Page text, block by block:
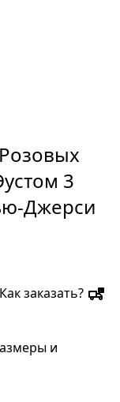
3
Джерси
Как заказать?
и